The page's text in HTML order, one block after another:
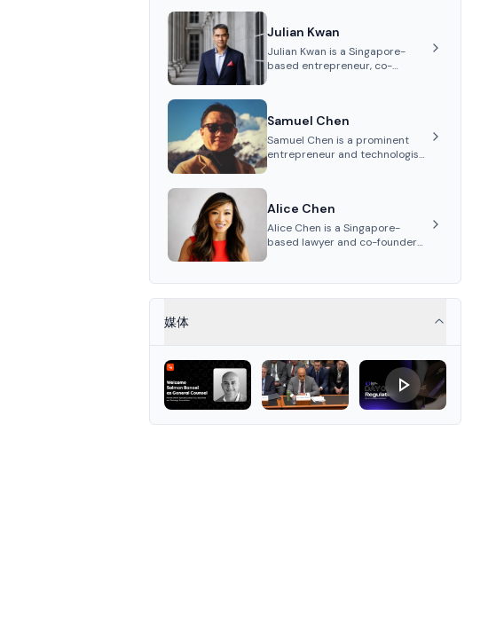
LynxCap Investments, DDM
Holding, and RUSNANO, with a
career spanning Switzerland
Julian Kwan
Julian Kwan is a Singapore-
based entrepreneur, co-
blockchain, focusing on
tokenization of real-world
assets.
Samuel Chen
Samuel Chen is a prominent
entrepreneur and technologist
the Disruption Lab at the
University of Illinois' Gies
College of Business.
Alice Chen
Alice Chen is a Singapore-
based lawyer and co-founder
assets, and fintech. She has
worked with firms like Skadden
媒体